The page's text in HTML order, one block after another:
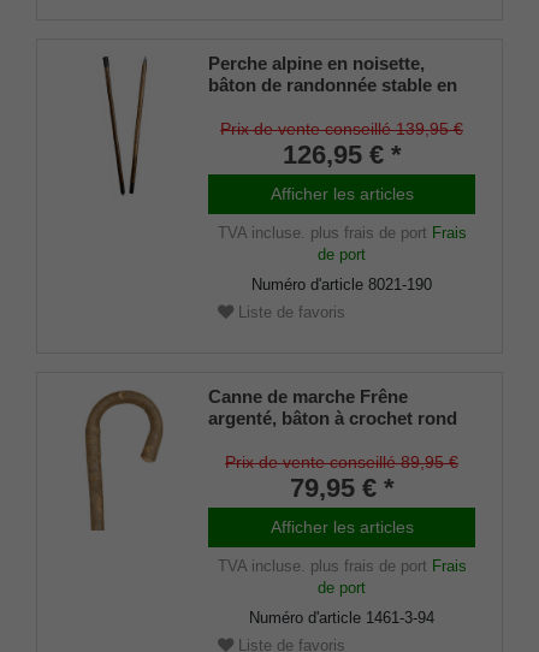
Perche alpine en noisette,
bâton de randonnée stable en
l'écorce, en deux parties par
douille filetée, pointe de bâton
de montagne incluse
Prix de vente conseillé 139,95 €
126,95 € *
Afficher les articles
TVA incluse. plus frais de port Frais
de port
Numéro d'article 8021-190
Liste de favoris
Canne de marche Frêne
argenté, bâton à crochet rond
fabriqué dans le bois rare du
frêne argenté européen,
résistant à l'écorce et
légèrement ciré, pointe de
bâton de montagne en métal
incluse.
Prix de vente conseillé 89,95 €
79,95 € *
Afficher les articles
TVA incluse. plus frais de port Frais
de port
Numéro d'article 1461-3-94
Liste de favoris